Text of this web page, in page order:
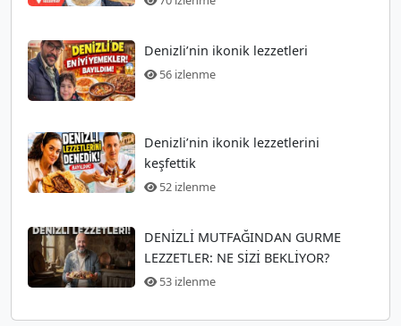
Denizli’nin ikonik lezzetleri
56 izlenme
Denizli’nin ikonik lezzetlerini
keşfettik
52 izlenme
DENİZLİ MUTFAĞINDAN GURME
LEZZETLER: NE SİZİ BEKLİYOR?
53 izlenme